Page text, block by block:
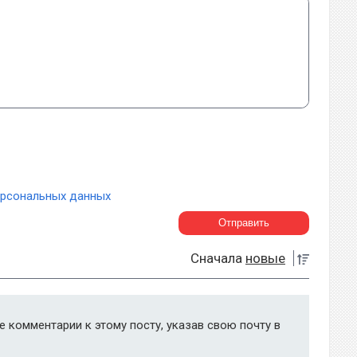
данных
Сначала новые
к этому посту, указав свою почту в